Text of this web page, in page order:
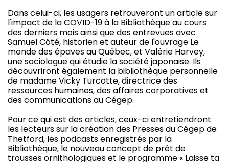
Dans celui-ci, les usagers retrouveront un article sur
l'impact de la COVID-19 à la Bibliothèque au cours
des derniers mois ainsi que des entrevues avec
Samuel Côté, historien et auteur de l'ouvrage Le
monde des épaves au Québec, et Valérie Harvey,
une sociologue qui étudie la société japonaise. Ils
découvriront également la bibliothèque personnelle
de madame Vicky Turcotte, directrice des
ressources humaines, des affaires corporatives et
des communications au Cégep.
Pour ce qui est des articles, ceux-ci entretiendront
les lecteurs sur la création des Presses du Cégep de
Thetford, les podcasts enregistrés par la
Bibliothèque, le nouveau concept de prêt de
trousses ornithologiques et le programme « Laisse ta